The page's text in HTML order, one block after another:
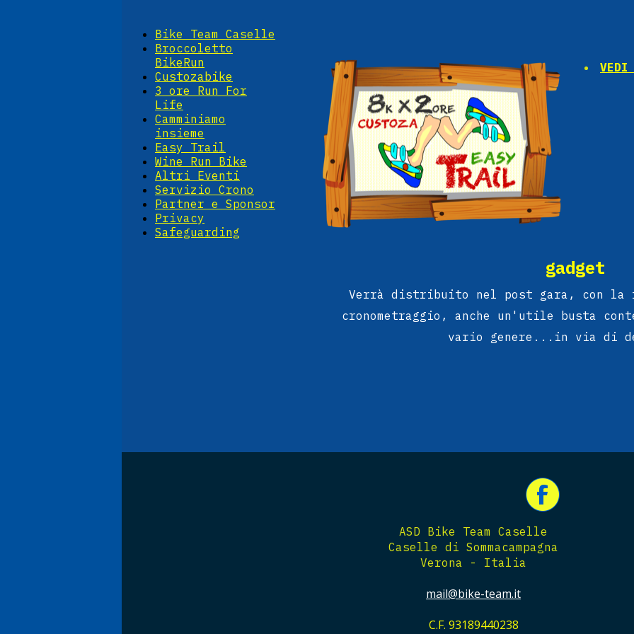
Bike Team Caselle
Broccoletto
BikeRun
Custozabike
3 ore Run For
Life
Camminiamo
insieme
Easy Trail
Wine Run Bike
Altri Eventi
Servizio Crono
Partner e Sponsor
Privacy
Safeguarding
VEDI
ASD Bike Team Caselle
Caselle di Sommacampagna
Verona - Italia
mail@bike-team.it
C.F. 93189440238
gadget
Verrà distribuito nel post gara, con la
cronometraggio, anche un'utile busta
vario genere...in via di